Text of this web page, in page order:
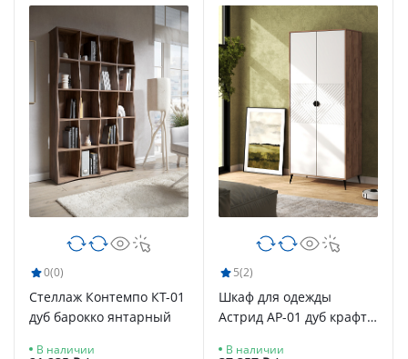
0(0)
Стеллаж Контемпо КТ-01
дуб барокко янтарный
В наличии
5(2)
Шкаф для одежды
Астрид АР-01 дуб крафт
В наличии